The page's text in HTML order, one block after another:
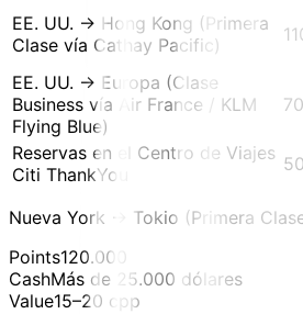
EE. UU. → Hong Kong (Primera
Clase vía Cathay Pacific)
EE. UU. → Europa (Clase
Business vía Air France / KLM
Flying Blue)
Reservas en el Centro de Viajes
Citi ThankYou
Nueva York → Tokio (Primera
Points120.000
CashMás de 25.000 dólares
Value15–20 cpp